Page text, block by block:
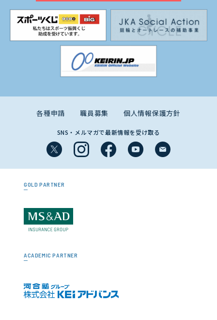
各種申請 職員募集 個人情報保護方針
SNS・メルマガで最新情報を受け取る
GOLD PARTNER
ACADEMIC PARTNER